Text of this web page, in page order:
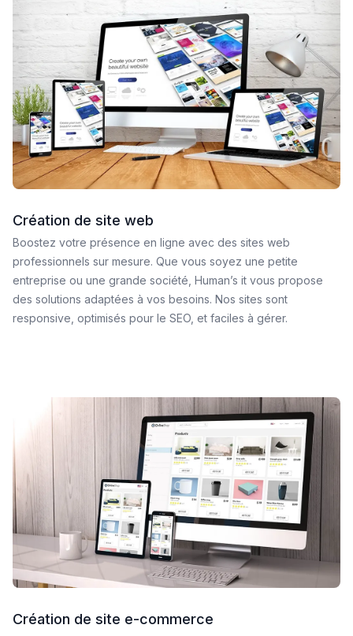
Création de site web
Boostez votre présence en ligne avec des sites web
professionnels sur mesure. Que vous soyez une petite
entreprise ou une grande société, Human’s it vous propose
des solutions adaptées à vos besoins. Nos sites sont
responsive, optimisés pour le SEO, et faciles à gérer.
Création de site e-commerce